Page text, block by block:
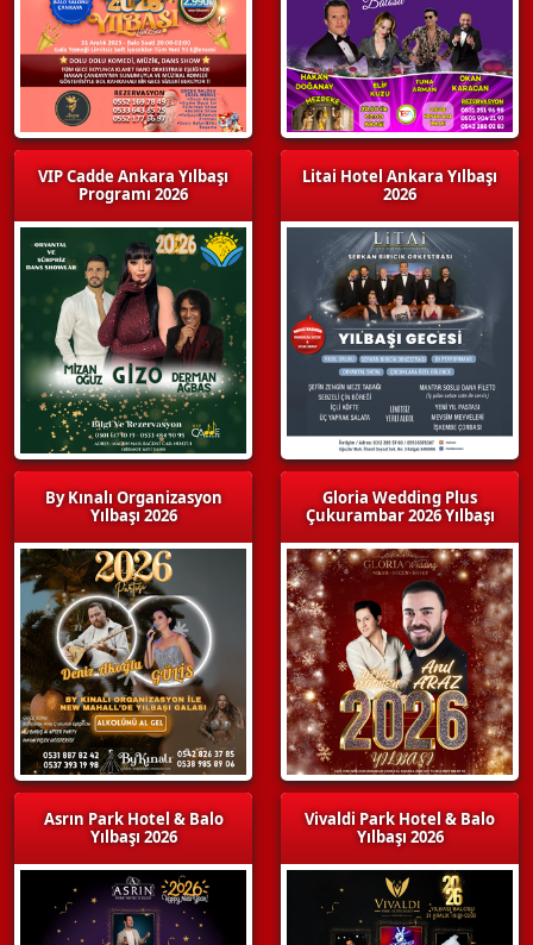
VIP Cadde Ankara Yılbaşı
Programı 2026
By Kınalı Organizasyon
Yılbaşı 2026
Asrın Park Hotel & Balo
Yılbaşı 2026
Litai Hotel Ankara Yılbaşı
2026
Gloria Wedding Plus
Çukurambar 2026 Yılbaşı
Vivaldi Park Hotel & Balo
Yılbaşı 2026